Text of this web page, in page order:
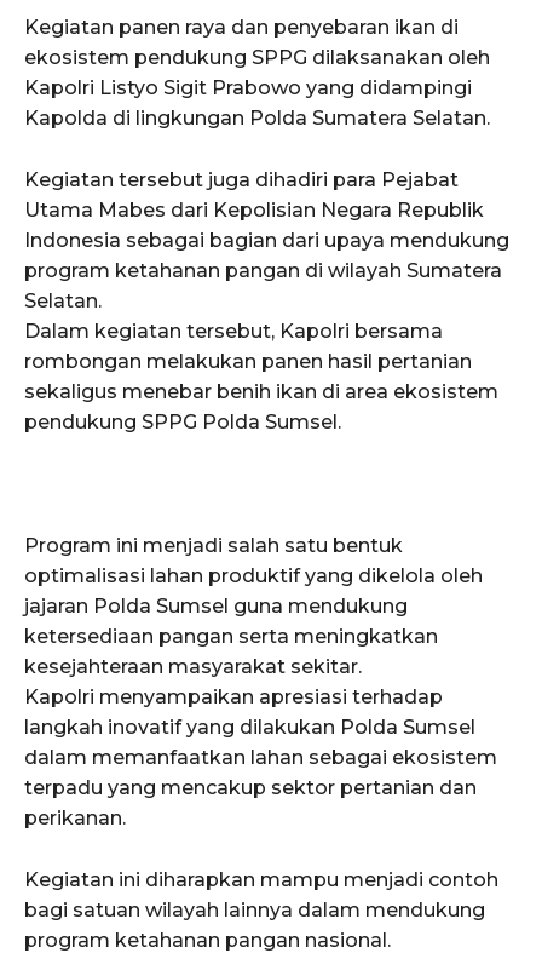
Kegiatan panen raya dan penyebaran ikan di
ekosistem pendukung SPPG dilaksanakan oleh
Kapolri Listyo Sigit Prabowo yang didampingi
Kapolda di lingkungan Polda Sumatera Selatan.
Kegiatan tersebut juga dihadiri para Pejabat
Utama Mabes dari Kepolisian Negara Republik
Indonesia sebagai bagian dari upaya mendukung
program ketahanan pangan di wilayah Sumatera
Selatan.
Dalam kegiatan tersebut, Kapolri bersama
rombongan melakukan panen hasil pertanian
sekaligus menebar benih ikan di area ekosistem
pendukung SPPG Polda Sumsel.
Program ini menjadi salah satu bentuk
optimalisasi lahan produktif yang dikelola oleh
jajaran Polda Sumsel guna mendukung
ketersediaan pangan serta meningkatkan
kesejahteraan masyarakat sekitar.
Kapolri menyampaikan apresiasi terhadap
langkah inovatif yang dilakukan Polda Sumsel
dalam memanfaatkan lahan sebagai ekosistem
terpadu yang mencakup sektor pertanian dan
perikanan.
Kegiatan ini diharapkan mampu menjadi contoh
bagi satuan wilayah lainnya dalam mendukung
program ketahanan pangan nasional.